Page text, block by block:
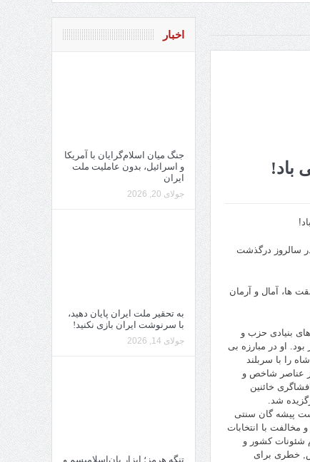
باد!
سالروز درگذشت
ها، آمال و آرمان
بنیادی حزب و
او در مبارزه بی
را با سربلند
عناصر شاخص و
خائنین
شد.
پیشه گان سنتی
با انتخابات
شئونات کشور و
خطری برای
اخبار
جنگ میان اسلام‌گرایان با آمریکا
و اسرائیل، بدون عاملیت ملت
ایران
جولای 20, 2026
به تحقیر ملت ایران پایان دهید،
با سرنوشت ایران بازی نکنید!
جولای 14, 2026
تنگه هرمز؛ ابزار پان‌اسلامیسم و